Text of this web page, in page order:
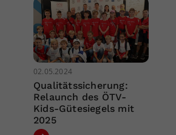
02.05.2024
Qualitätssicherung:
Relaunch des ÖTV-
Kids-Gütesiegels mit
2025